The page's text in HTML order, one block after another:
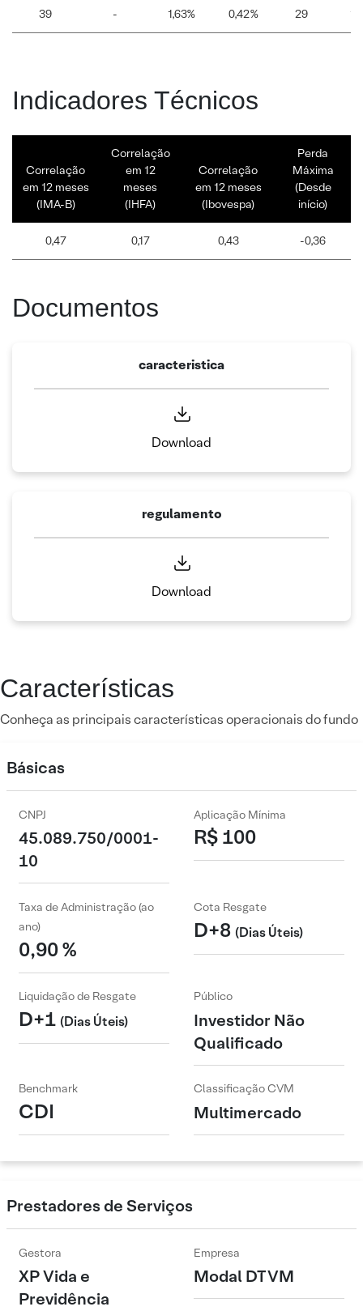
39 - 1,63% 0,42% 29 10
Indicadores Técnicos
Correlação
em 12 meses
(IMA-B)
Correlação
em 12
meses
(IHFA)
Correlação
em 12 meses
(Ibovespa)
Perda
Máxima
(Desde
início)
0,47 0,17 0,43 -0,36
Documentos
caracteristica
Download
regulamento
Download
Características
Conheça as principais características operacionais do fundo
Básicas
CNPJ
45.089.750/0001-
10
Aplicação Mínima
R$ 100
Taxa de Administração (ao
ano)
0,90 %
Cota Resgate
D+8 (Dias Úteis)
Liquidação de Resgate
D+1 (Dias Úteis)
Público
Investidor Não
Qualificado
Benchmark
CDI
Classificação CVM
Multimercado
Prestadores de Serviços
Gestora
XP Vida e
Previdência
Empresa
Modal DTVM